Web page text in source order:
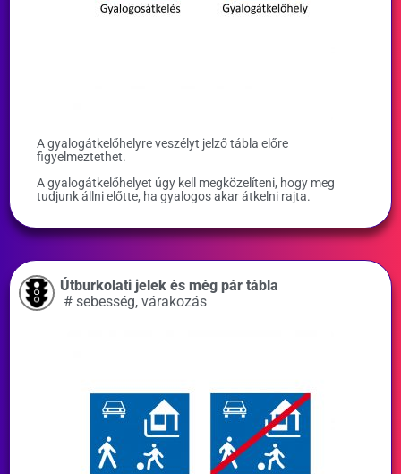
A gyalogátkelőhelyre veszélyt jelző tábla előre
figyelmeztethet.
A gyalogátkelőhelyet úgy kell megközelíteni, hogy meg
tudjunk állni előtte, ha gyalogos akar átkelni rajta.
Útburkolati jelek és még pár tábla
# sebesség, várakozás